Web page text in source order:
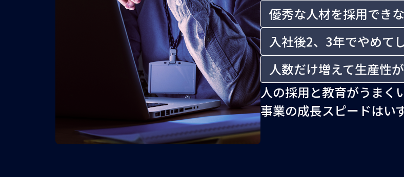
優秀な人材を採用でき
入社後2、3年でやめて
人数だけ増えて生産性
人の採用と教育がうまく
事業の成長スピードはい